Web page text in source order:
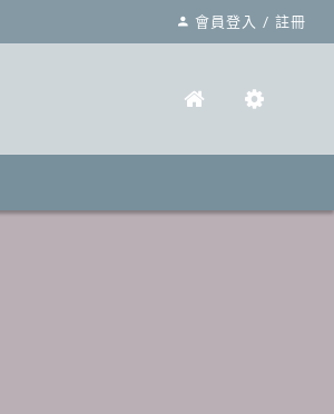
會員登入 / 註冊